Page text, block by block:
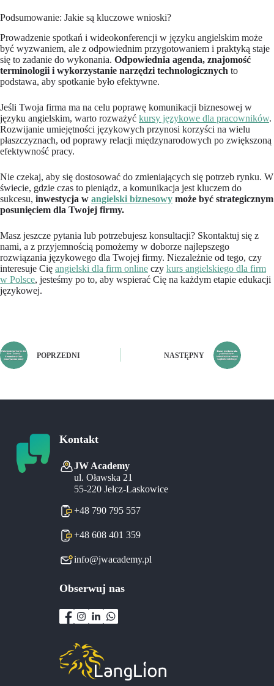
Podsumowanie: Jakie są kluczowe wnioski?
Prowadzenie spotkań i wideokonferencji w języku angielskim może
być wyzwaniem, ale z odpowiednim przygotowaniem i praktyką staje
się to zadanie do wykonania. Odpowiednia agenda, znajomość
terminologii i wykorzystanie narzędzi technologicznych to
podstawa, aby spotkanie było efektywne.
Jeśli Twoja firma ma na celu poprawę komunikacji biznesowej w
języku angielskim, warto rozważyć kursy językowe dla pracowników.
Rozwijanie umiejętności językowych przynosi korzyści na wielu
płaszczyznach, od poprawy relacji międzynarodowych po zwiększoną
efektywność pracy.
Nie czekaj, aby się dostosować do zmieniających się potrzeb rynku. W
świecie, gdzie czas to pieniądz, a komunikacja jest kluczem do
sukcesu, inwestycja w angielski biznesowy może być strategicznym
posunięciem dla Twojej firmy.
Masz jeszcze pytania lub potrzebujesz konsultacji? Skontaktuj się z
nami, a z przyjemnością pomożemy w doborze najlepszego
rozwiązania językowego dla Twojej firmy. Niezależnie od tego, czy
interesuje Cię angielski dla firm online czy kurs angielskiego dla firm
w Polsce, jesteśmy po to, aby wspierać Cię na każdym etapie edukacji
językowej.
POPRZEDNI NASTĘPNY
Kontakt
JW Academy
ul. Oławska 21
55-220 Jelcz-Laskowice
+48 790 795 557
+48 608 401 359
info@jwacademy.pl
Obserwuj nas